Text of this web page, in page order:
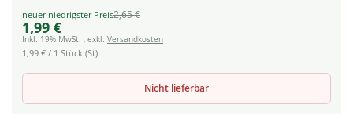
Special
Price
1,99 €
2,65 €
Inkl. 19% MwSt. , exkl. Versandkosten
1,99 € / 1 Stück (St)
Nicht lieferbar